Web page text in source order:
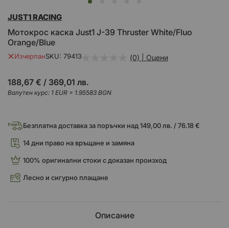
към
на
галерия
със
снимки
Mотокрос каска Just1 J-39 Thruster White/Fluo
Orange/Blue
JUST1 RACING
ИзчерпанSKU 79413 (0) | Оцени
188,67 € / 369,01 лв.
Валутен курс: 1 EUR = 1.95583 BGN
Безплатна доставка за поръчки над 149,00 лв. / 76.18 €
14 дни право на връщане и замяна
100% оригинални стоки с доказан произход
Лесно и сигурно плащане
Описание